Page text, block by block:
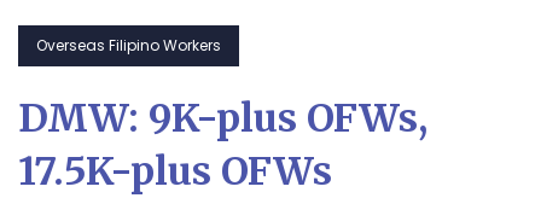
Overseas Filipino Workers
DMW: 9K-plus OFWs,
17.5K-plus OFWs